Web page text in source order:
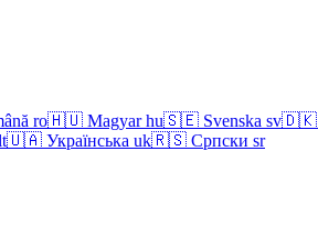
ro🇭🇺 Magyar hu🇸🇪 Svenska sv🇩🇰
🇺🇦 Українська uk🇷🇸 Српски sr